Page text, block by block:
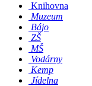
Knihovna
Muzeum
Bájo
ZŠ
MŠ
Vodárny
Kemp
Jídelna